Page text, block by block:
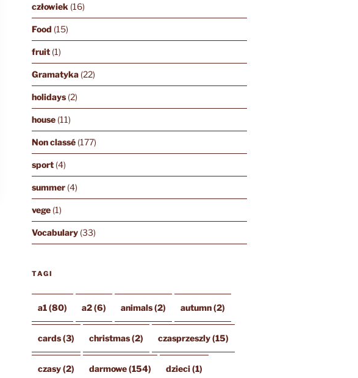
człowiek (16)
Food (15)
fruit (1)
Gramatyka (22)
holidays(2)
house (11)
Non classé (177)
sport (4)
summer (4)
vege (1)
Vocabulary (33)
TAGI
a1(80) a2(6) animals(2) autumn(2)
cards(3) christmas(2) czasprzeszly(15)
czasy(2) darmowe(154) dzieci(1)